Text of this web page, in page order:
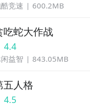
竞速 600.2MB
吃蛇大作战
4.4
益智 843.05MB
五人格
4.5